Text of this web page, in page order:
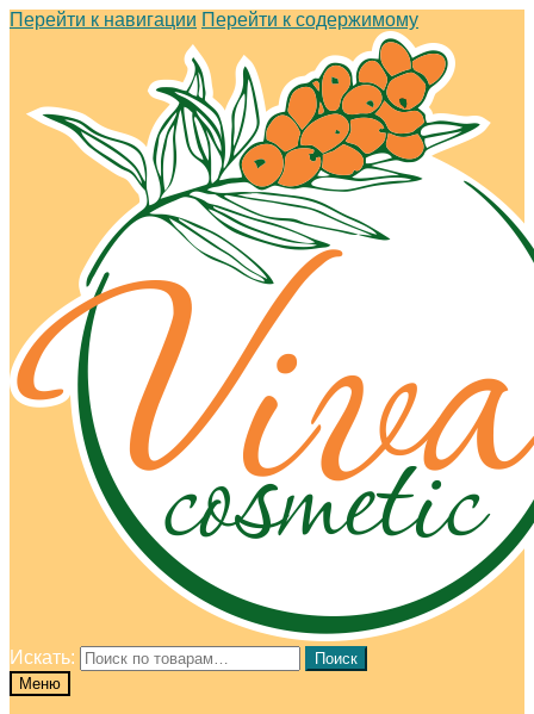
Перейти к навигации Перейти к содержимому
Искать:
Поиск
Меню